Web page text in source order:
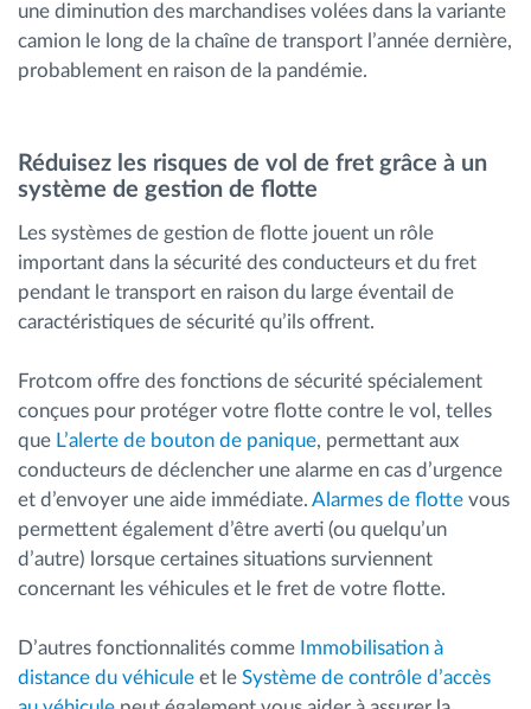
une diminution des marchandises volées dans la variante
camion le long de la chaîne de transport l’année dernière,
probablement en raison de la pandémie.
Réduisez les risques de vol de fret grâce à un
système de gestion de flotte
Les systèmes de gestion de flotte jouent un rôle
important dans la sécurité des conducteurs et du fret
pendant le transport en raison du large éventail de
caractéristiques de sécurité qu’ils offrent.
Frotcom offre des fonctions de sécurité spécialement
conçues pour protéger votre flotte contre le vol, telles
que L’alerte de bouton de panique, permettant aux
conducteurs de déclencher une alarme en cas d’urgence
et d’envoyer une aide immédiate. Alarmes de flotte vous
permettent également d’être averti (ou quelqu’un
d’autre) lorsque certaines situations surviennent
concernant les véhicules et le fret de votre flotte.
D’autres fonctionnalités comme Immobilisation à
distance du véhicule et le Système de contrôle d’accès